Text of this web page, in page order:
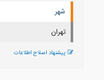
شهر
تهران
پیشنهاد اصلاح اطلاعات